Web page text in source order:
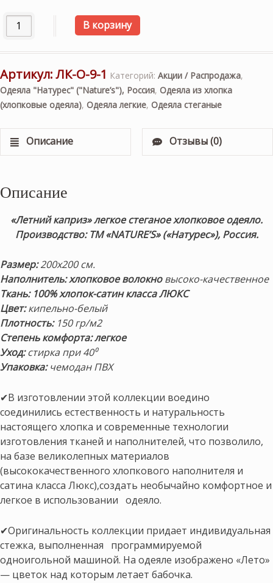
Количество товара «Летний каприз» 200х200см.
В корзину
Артикул:ЛК-О-9-1 Категорий: Акции / Распродажа,
Одеяла "Натурес" ("Nature’s"), Россия, Одеяла из хлопка
(хлопковые одеяла), Одеяла легкие, Одеяла стеганые
Описание Отзывы (0)
Описание
«Летний каприз» легкое стеганое хлопковое одеяло.
Производство: ТМ «NATURE’S» («Натурес»), Россия.
Размер:200х200 см.
Наполнитель: хлопковое волокновысоко-качественное
Ткань: 100% хлопок-сатинкласса ЛЮКС
Цвет:кипельно-белый
Плотность:150 гр/м2
Степень комфорта: легкое
Уход:стирка при 40⁰
Упаковка:чемодан ПВХ
✔В изготовлении этой коллекции воедино
соединились естественность и натуральность
настоящего хлопка и современные технологии
изготовления тканей и наполнителей, что позволило,
на базе великолепных материалов
(высококачественного хлопкового наполнителя и
сатина класса Люкс),создать необычайно комфортное и
легкое в использовании одеяло.
✔Оригинальность коллекции придает индивидуальная
стежка, выполненная программируемой
одноигольной машиной. На одеяле изображено «Лето»
— цветок над которым летает бабочка.